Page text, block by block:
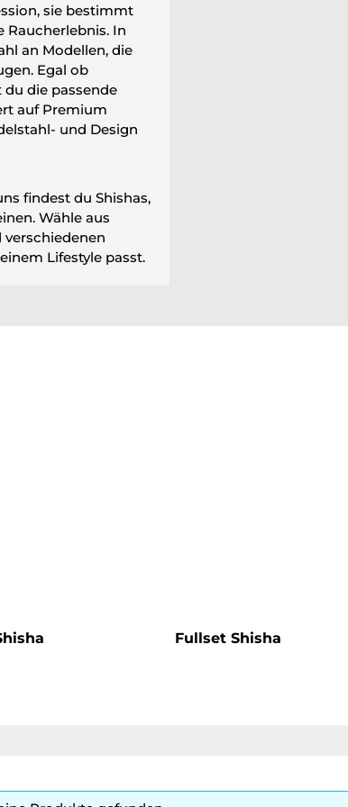
sie bestimmt
Raucherlebnis. In
an Modellen, die
Egal ob
die passende
auf Premium
und Design
findest du Shishas,
Wähle aus
verschiedenen
Lifestyle passt.
Fullset Shisha